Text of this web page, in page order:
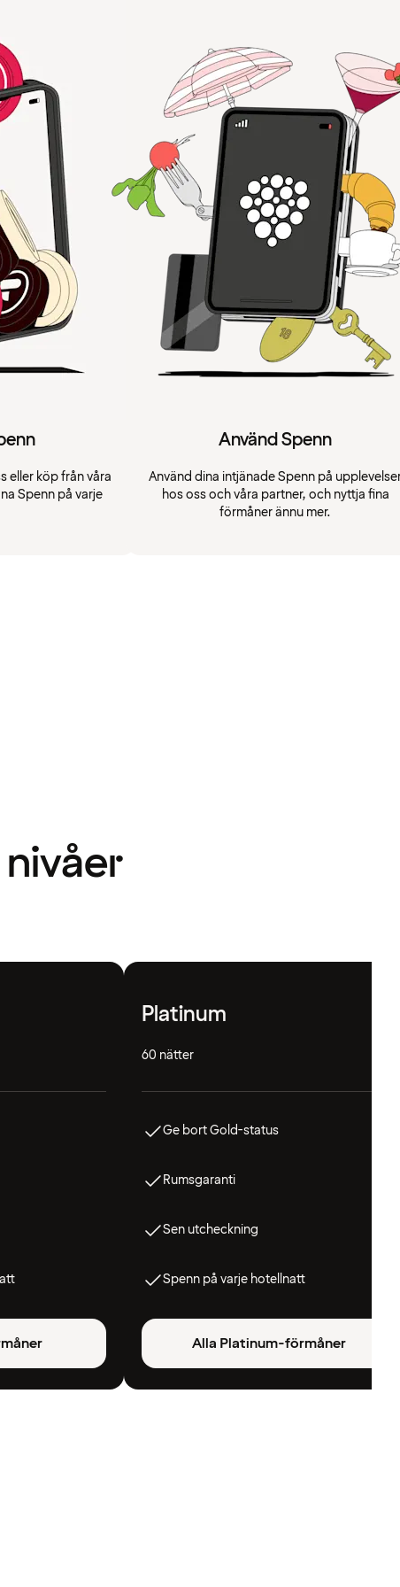
eller köp från våra
Spenn på varje
Använd Spenn
Använd dina intjänade Spenn på
hos oss och våra partner, och nyttja fina
förmåner ännu mer.
Platinum
60 nätter
Ge bort Gold-status
Rumsgaranti
Sen utcheckning
Spenn på varje hotellnatt
Alla Platinum-förmåner